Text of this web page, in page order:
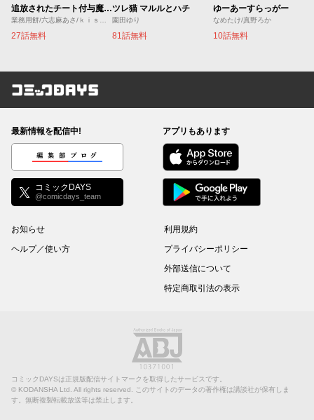
追放されたチート付与魔術師は気ままなセカンドライフを謳歌する。 ～俺は武器だけじゃなく、あらゆるものに『強化ポイント』を付与できるし、俺の意思でいつでも効果を解除できるけど、残った人たち大丈夫？～
27話無料
ツレ猫 マルルとハチ
園田ゆり
81話無料
ゆーあーすらっがー
なめたけ/真野ろか
10話無料
コミックDAYS
最新情報を配信中!
編集部ブログ
コミックDAYS
@comicdays_team
アプリもあります
お知らせ
ヘルプ／使い方
利用規約
プライバシーポリシー
外部送信について
特定商取引法の表示
コミックDAYSは正規版配信サイトマークを取得したサービスです。
© KODANSHA Ltd. All rights reserved. このサイトのデータの著作権は講談社が保有しま
す。無断複製転載放送等は禁止します。